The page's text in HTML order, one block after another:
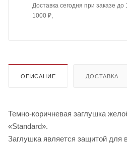
Доставка сегодня при заказе до
1000 ₽,
ОПИСАНИЕ ДОСТАВКА
Темно-коричневая заглушка
«Standard».
Заглушка является защитой для